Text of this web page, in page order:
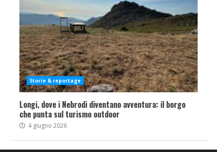
Storie & reportage
Longi, dove i Nebrodi diventano avventura: il borgo
che punta sul turismo outdoor
4 giugno 2026